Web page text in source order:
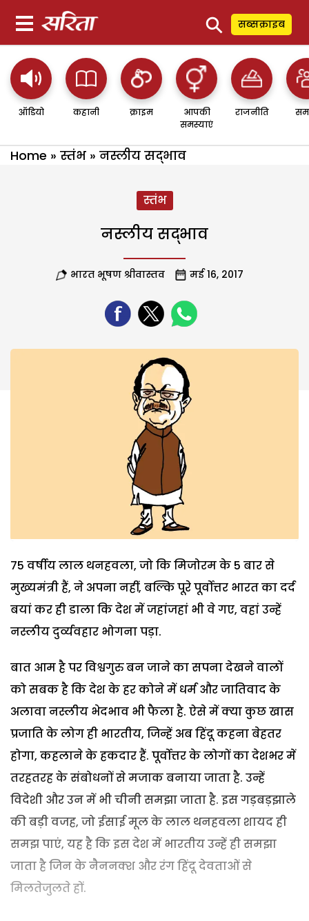
⚲ सब्सक्राइब
ऑडियो कहानी क्राइम
आपकी
समस्याएं
राजनीति
Home » स्तंभ » नस्लीय सद्भाव
स्तंभ
नस्लीय सद्भाव
भारत भूषण श्रीवास्तव मई 16, 2017
75 वर्षीय लाल थनहवला, जो कि मिजोरम के 5 बार से
मुख्यमंत्री हैं, ने अपना नहीं, बल्कि पूरे पूर्वोत्तर भारत का दर्द
बयां कर ही डाला कि देश में जहांजहां भी वे गए, वहां उन्हें
नस्लीय दुर्व्यवहार भोगना पड़ा.
बात आम है पर विश्वगुरु बन जाने का सपना देखने वालों
को सबक है कि देश के हर कोने में धर्म और जातिवाद के
अलावा नस्लीय भेदभाव भी फैला है. ऐसे में क्या कुछ खास
प्रजाति के लोग ही भारतीय, जिन्हें अब हिंदू कहना बेहतर
होगा, कहलाने के हकदार हैं. पूर्वोत्तर के लोगों का देशभर में
तरहतरह के संबोधनों से मजाक बनाया जाता है. उन्हें
विदेशी और उन में भी चीनी समझा जाता है. इस गड़बड़झाले
की बड़ी वजह, जो ईसाई मूल के लाल थनहवला शायद ही
समझ पाएं, यह है कि इस देश में भारतीय उन्हें ही समझा
जाता है जिन के नैननक्श और रंग हिंदू देवताओं से
मिलतेजुलते हों.